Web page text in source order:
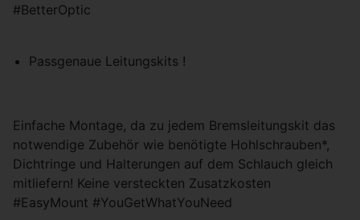
#BetterOptic
Passgenaue Leitungskits !
Einfache Montage, da zu jedem Bremsleitungskit das
notwendige Zubehör wie benötigte Hohlschrauben*,
Dichtringe und Halterungen auf dem Schlauch gleich
mitliefern! Keine versteckten Zusatzkosten
#EasyMount #YouGetWhatYouNeed